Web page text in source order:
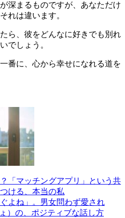
深まるものですが、あなただけ
れは違います。
ら、彼をどんなに好きでも別れ
でしょう。
番に、心から幸せになれる道を
「マッチングアプリ」という共
ける、本当の私
よね」。男女問わず愛され
）の、ポジティブな話し方